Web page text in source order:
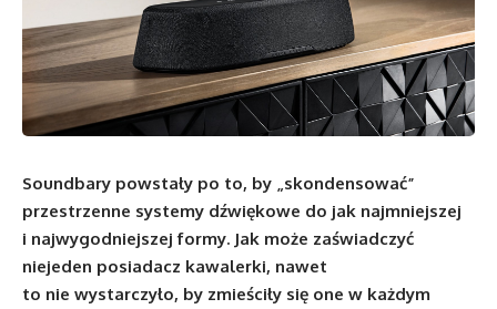
Soundbary powstały po to, by „skondensować”
przestrzenne systemy dźwiękowe do jak najmniejszej
i najwygodniejszej formy. Jak może zaświadczyć
niejeden posiadacz kawalerki, nawet
to nie wystarczyło, by zmieściły się one w każdym